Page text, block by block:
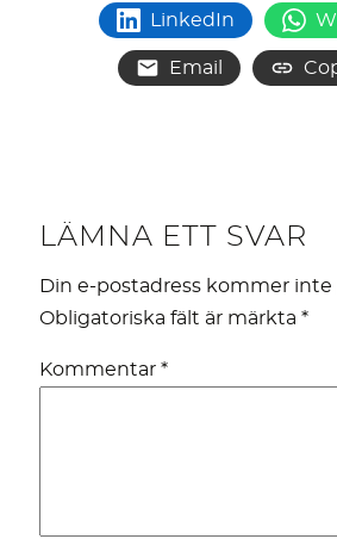
LinkedIn
Email
LÄMNA ETT SVAR
Din e-postadress kommer inte
Obligatoriska fält är märkta *
Kommentar *